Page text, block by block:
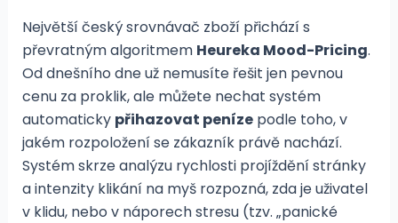
Největší český srovnávač zboží přichází s
převratným algoritmem Heureka Mood-Pricing.
Od dnešního dne už nemusíte řešit jen pevnou
cenu za proklik, ale můžete nechat systém
automaticky přihazovat penízepodle toho, v
jakém rozpoložení se zákazník právě nachází.
Systém skrze analýzu rychlosti projíždění stránky
a intenzity klikání na myš rozpozná, zda je uživatel
v klidu, nebo v náporech stresu (tzv. „panické